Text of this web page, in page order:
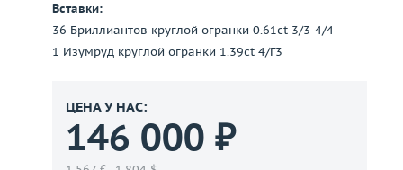
Вставки:
36 Бриллиантов круглой огранки 0.61ct 3/3-4/4
1 Изумруд круглой огранки 1.39ct 4/Г3
ЦЕНА У НАС:
146 000 ₽